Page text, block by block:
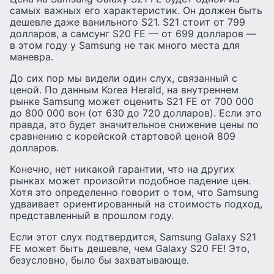
самых важных его характеристик. Он должен быть
дешевле даже ванильного S21. S21 стоит от 799
долларов, а самсунг S20 FE — от 699 долларов —
в этом году у Samsung не так много места для
маневра.
До сих пор мы видели один слух, связанный с
ценой. По данным Korea Herald, на внутреннем
рынке Samsung может оценить S21 FE от 700 000
до 800 000 вон (от 630 до 720 долларов). Если это
правда, это будет значительное снижение цены по
сравнению с корейской стартовой ценой 809
долларов.
Конечно, нет никакой гарантии, что на других
рынках может произойти подобное падение цен.
Хотя это определенно говорит о том, что Samsung
удваивает ориентированный на стоимость подход,
представленный в прошлом году.
Если этот слух подтвердится, Samsung Galaxy S21
FE может быть дешевле, чем Galaxy S20 FE! Это,
безусловно, было бы захватывающе.